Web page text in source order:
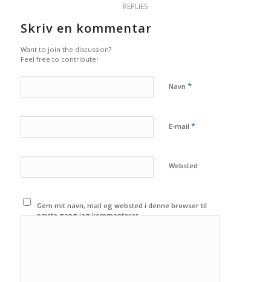
REPLIES
Skriv en kommentar
Want to join the discussion?
Feel free to contribute!
Navn *
E-mail *
Websted
Gem mit navn, mail og websted i denne browser til
næste gang jeg kommenterer.